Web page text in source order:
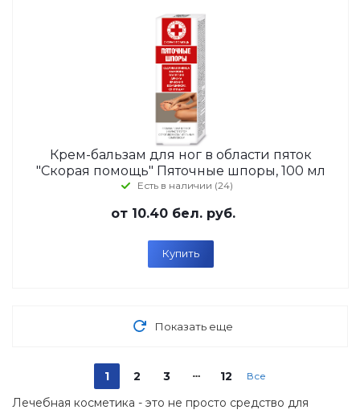
Крем-бальзам для ног в области пяток
"Скорая помощь" Пяточные шпоры, 100 мл
Есть в наличии (24)
от 10.40 бел. руб.
Купить
Показать еще
1 2 3 12 Все
Лечебная косметика - это не просто средство для